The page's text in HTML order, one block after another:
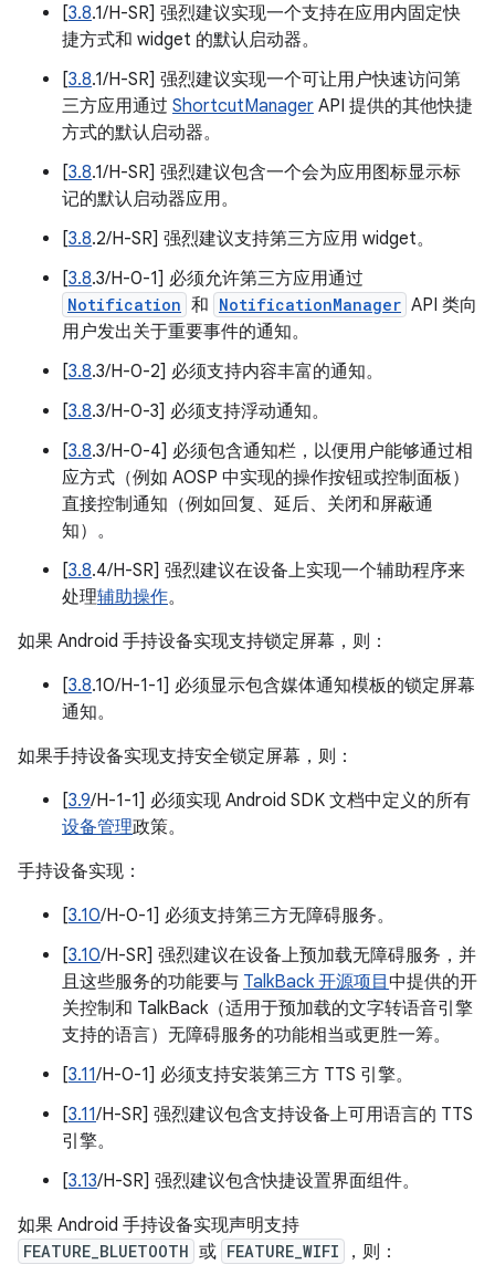
[3.8.1/H-SR] 强烈建议实现一个支持在应用内固定快
捷方式和 widget 的默认启动器。
[3.8.1/H-SR] 强烈建议实现一个可让用户快速访问第
三方应用通过 ShortcutManager API 提供的其他快捷
方式的默认启动器。
[3.8.1/H-SR] 强烈建议包含一个会为应用图标显示标
记的默认启动器应用。
[3.8.2/H-SR] 强烈建议支持第三方应用 widget。
[3.8.3/H-0-1] 必须允许第三方应用通过
Notification 和 NotificationManager API 类向
用户发出关于重要事件的通知。
[3.8.3/H-0-2] 必须支持内容丰富的通知。
[3.8.3/H-0-3] 必须支持浮动通知。
[3.8.3/H-0-4] 必须包含通知栏，以便用户能够通过相
应方式（例如 AOSP 中实现的操作按钮或控制面板）
直接控制通知（例如回复、延后、关闭和屏蔽通
知）。
[3.8.4/H-SR] 强烈建议在设备上实现一个辅助程序来
处理辅助操作。
如果 Android 手持设备实现支持锁定屏幕，则：
[3.8.10/H-1-1] 必须显示包含媒体通知模板的锁定屏幕
通知。
如果手持设备实现支持安全锁定屏幕，则：
[3.9/H-1-1] 必须实现 Android SDK 文档中定义的所有
设备管理政策。
手持设备实现：
[3.10/H-0-1] 必须支持第三方无障碍服务。
[3.10/H-SR] 强烈建议在设备上预加载无障碍服务，并
且这些服务的功能要与 TalkBack 开源项目中提供的开
关控制和 TalkBack（适用于预加载的文字转语音引擎
支持的语言）无障碍服务的功能相当或更胜一筹。
[3.11/H-0-1] 必须支持安装第三方 TTS 引擎。
[3.11/H-SR] 强烈建议包含支持设备上可用语言的 TTS
引擎。
[3.13/H-SR] 强烈建议包含快捷设置界面组件。
如果 Android 手持设备实现声明支持
FEATURE_BLUETOOTH 或 FEATURE_WIFI
，则：